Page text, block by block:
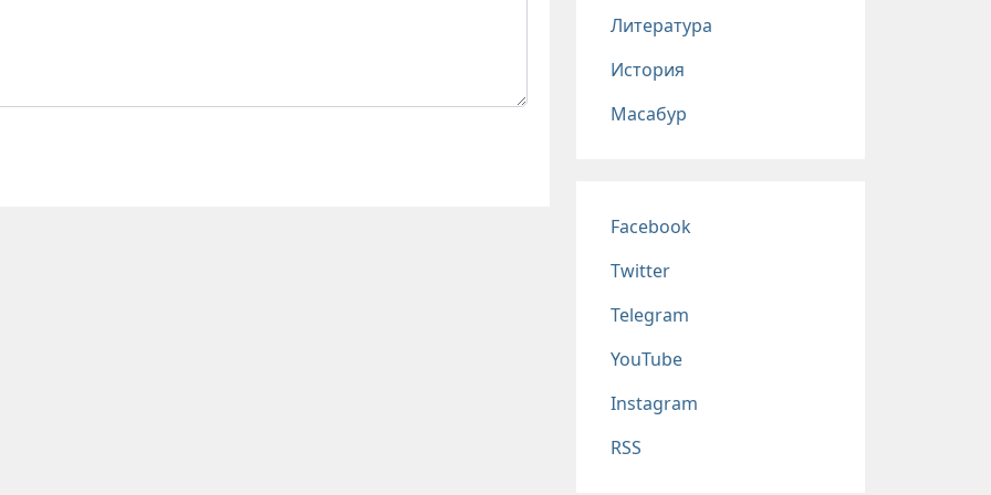
Литература
История
Масабур
Соц сети
Facebook
Twitter
Telegram
YouTube
Instagram
RSS